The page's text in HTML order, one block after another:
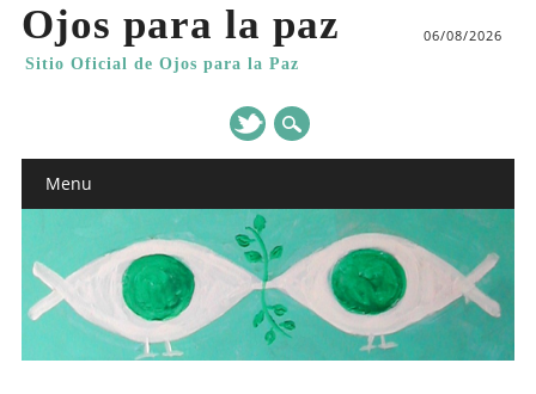
Ojos para la paz
Sitio Oficial de Ojos para la Paz
06/08/2026
Main menu
Menu